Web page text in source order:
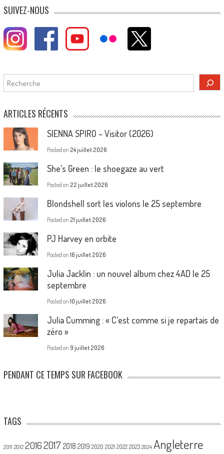
SUIVEZ-NOUS
Rechercher
ARTICLES RÉCENTS
SIENNA SPIRO – Visitor (2026)
Posted on 24 juillet 2026
She’s Green : le shoegaze au vert
Posted on 22 juillet 2026
Blondshell sort les violons le 25 septembre
Posted on 21 juillet 2026
PJ Harvey en orbite
Posted on 16 juillet 2026
Julia Jacklin : un nouvel album chez 4AD le 25
septembre
Posted on 10 juillet 2026
Julia Cumming : « C’est comme si je repartais de
zéro »
Posted on 9 juillet 2026
PENDANT CE TEMPS SUR FACEBOOK
TAGS
2011 2012 20162017 2018 2019 2020 2021 2022 2023 2024 Angleterre